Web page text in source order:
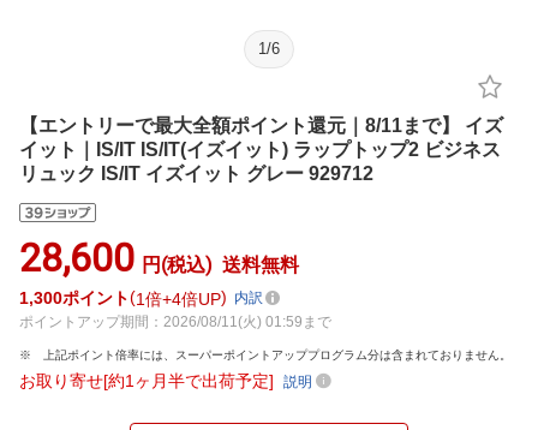
1 /6
【エントリーで最大全額ポイント還元｜8/11まで】 イズ
イット｜IS/IT IS/IT(イズイット) ラップトップ2 ビジネス
リュック IS/IT イズイット グレー 929712
28,600 円(税込) 送料無料
1,300ポイント 1倍 4倍UP
内訳
ポイントアップ期間：2026/08/11(火) 01:59まで
上記ポイント倍率には、スーパーポイントアッププログラム分は含まれておりません。
お取り寄せ[約1ヶ月半で出荷予定] 説明